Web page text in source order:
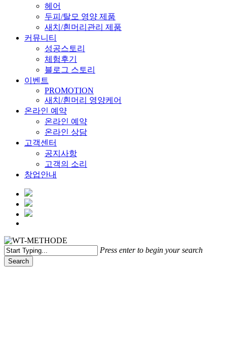
헤어
두피/탈모 영양 제품
새치/흰머리관리 제품
커뮤니티
성공스토리
체험후기
블로그 스토리
이벤트
PROMOTION
새치/흰머리 영양케어
온라인 예약
온라인 예약
온라인 상담
고객센터
공지사항
고객의 소리
창업안내
Press enter to begin your search
Search